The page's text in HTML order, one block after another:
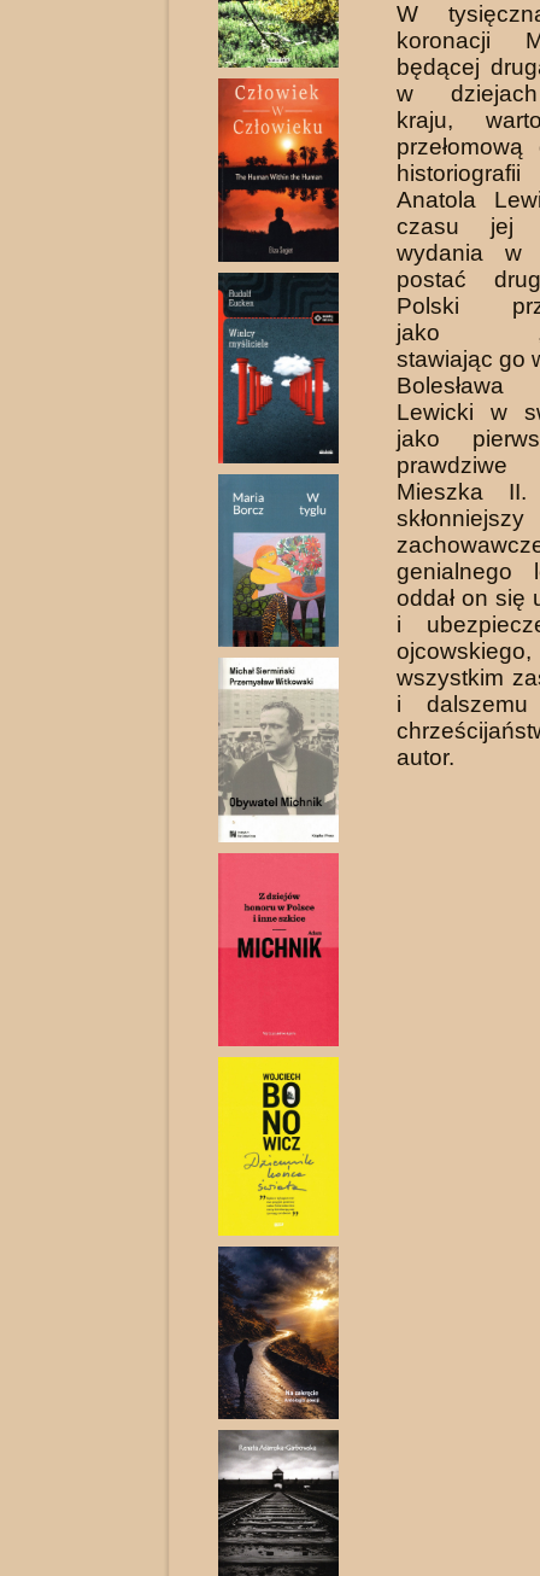
W
koronacji
będącej
w
kraju,
Anatola
czasu jej
wydania w
postać
Polski
jako
stawiając go
Bolesława
Lewicki w
jako
Mieszka
genialnego
oddał on się
i
wszystkim
i dalszemu
autor.